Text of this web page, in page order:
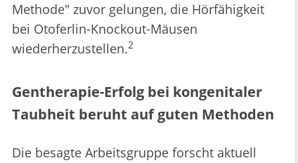
Methode" zuvor gelungen, die Hörfähigkeit
bei Otoferlin-Knockout-Mäusen
wiederherzustellen.2
Gentherapie-Erfolg bei kongenitaler
Taubheit beruht auf guten Methoden
Die besagte Arbeitsgruppe forscht aktuell